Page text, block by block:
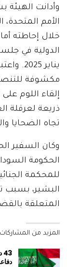
وأدانت
الأمم
خلال إحاطته
يناير
مكشوفة
إلقاء اللوم
ذريعة لعرقلة
تجاه الضحايا
وكان السفير
الحكومة
للمحكمة
البشير، بسبب
المتعلقة
المزيد من المشاركات